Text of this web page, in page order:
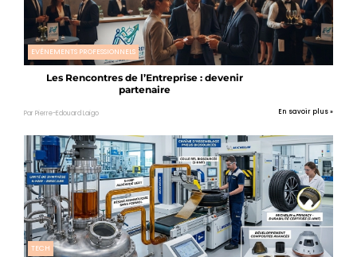
EVÉNEMENTS PROFESSIONNELS
Les Rencontres de l’Entreprise : devenir
partenaire
Par Pierre-Edouard Laigo En savoir plus »
TECH